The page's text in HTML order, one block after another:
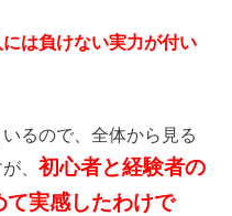
は負けない実力が付い
るので、全体から見る
が、初心者と経験者の
て実感したわけで